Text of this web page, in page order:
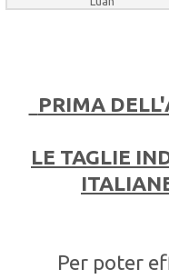
PRIMA
LE TAGLIE
Per poter